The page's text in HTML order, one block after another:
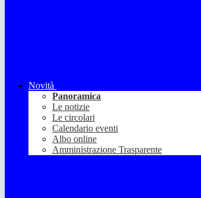
Novità
Panoramica
Le notizie
Le circolari
Calendario eventi
Albo online
Amministrazione Trasparente